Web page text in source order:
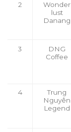
2
Wonder
lust
Danang
3
DNG
Coffee
4
Trung
Nguyên
Legend